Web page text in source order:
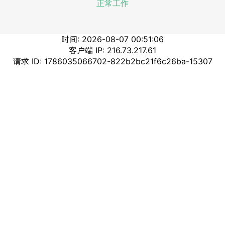
正常工作
时间: 2026-08-07 00:51:06
客户端 IP: 216.73.217.61
请求 ID: 1786035066702-822b2bc21f6c26ba-15307